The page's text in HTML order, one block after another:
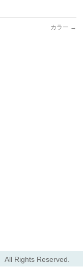
カラー →
All Rights Reserved.